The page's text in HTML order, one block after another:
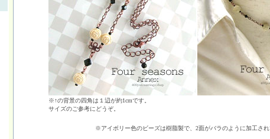
※↑の背景の四角は１辺が約1cmです。
サイズのご参考にどうぞ。
※アイボリー色のビーズは樹脂製で、2面がバラのように加工さ